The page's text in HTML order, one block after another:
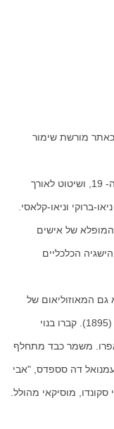
הזה כאתר מורשת שימור
בית העלמין הוכשר במחצית השניה של המאה ה- 19, ושיטוט לאורך
ברוקי וניאו-קלאסי.
של אישים
הכלכליים
גם המאוזוליאום של
חוסה מרטי, גיבור מלחמת העצמאות האחרונה (1895). קברו בנוי
משמר כבד מתחלף
דה סספדס, "אבי
מוסיקאי מהולל.